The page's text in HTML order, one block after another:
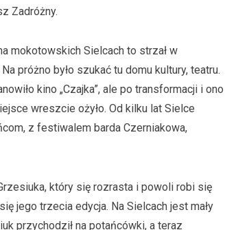
Zadróżny.
mokotowskich Sielcach to strzał w
próżno było szukać tu domu kultury, teatru.
kino „Czajka”, ale po transformacji i ono
wreszcie ożyło. Od kilku lat Sielce
z festiwalem barda Czerniakowa,
który się rozrasta i powoli robi się
jego trzecia edycja. Na Sielcach jest mały
przychodził na potańcówki, a teraz